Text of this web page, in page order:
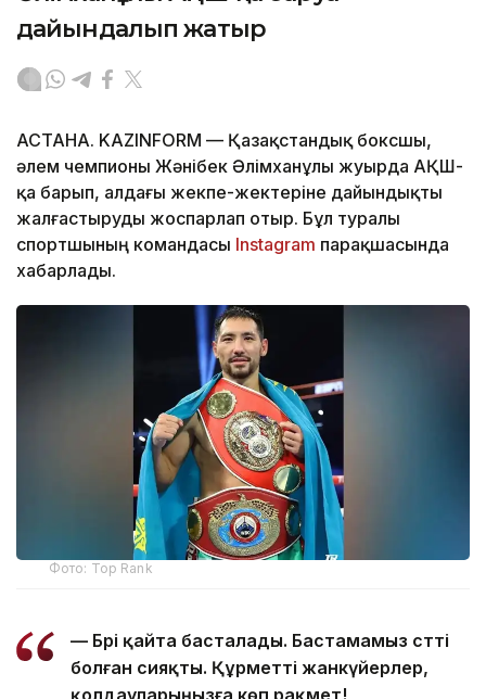
дайындалып жатыр
АСТАНА. KAZINFORM — Қазақстандық боксшы,
әлем чемпионы Жәнібек Әлімханұлы жуырда АҚШ-
қа барып, алдағы жекпе-жектеріне дайындықты
жалғастыруды жоспарлап отыр. Бұл туралы
спортшының командасы Instagram парақшасында
хабарлады.
Фото: Top Rank
— Бәрі қайта басталады. Бастамамыз сәтті
болған сияқты. Құрметті жанкүйерлер,
қолдауларыңызға көп рақмет!